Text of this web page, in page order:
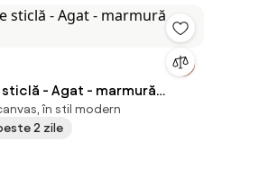
sticlă - Agat - marmură
în stil modern
2 zile